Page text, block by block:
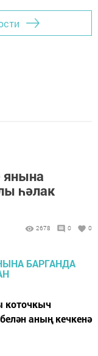
янына
һәлак
2678 0 0
коточкыч
аның кечкенә